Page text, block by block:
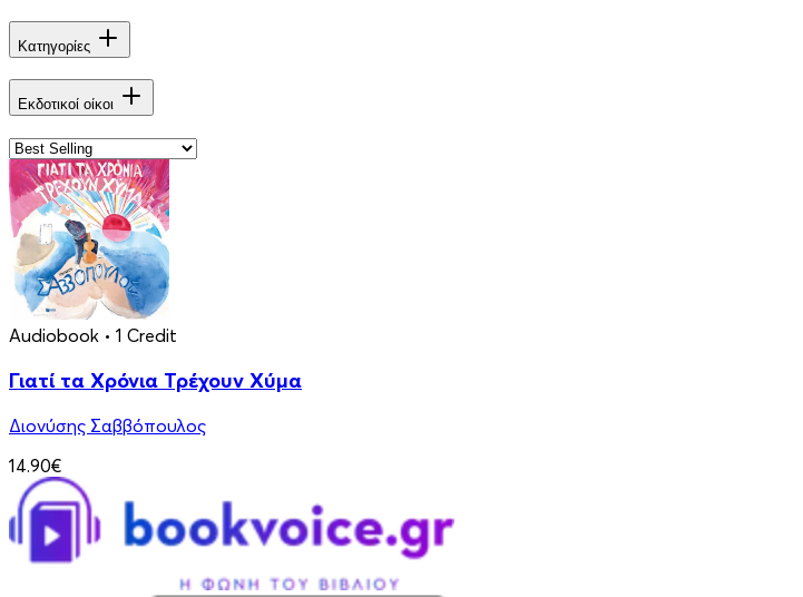
Κατηγορίες
Εκδοτικοί οίκοι
Audiobook • 1 Credit
Γιατί τα Χρόνια Τρέχουν Χύμα
Διονύσης Σαββόπουλος
14.90€